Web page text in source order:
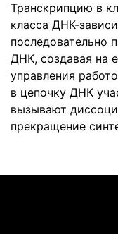
Транскрипцию в
класса ДНК-
последовательно
ДНК, создавая на
управления
в цепочку ДНК
вызывают
прекращение